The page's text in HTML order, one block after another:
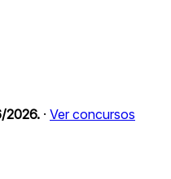
2026. · Ver concursos